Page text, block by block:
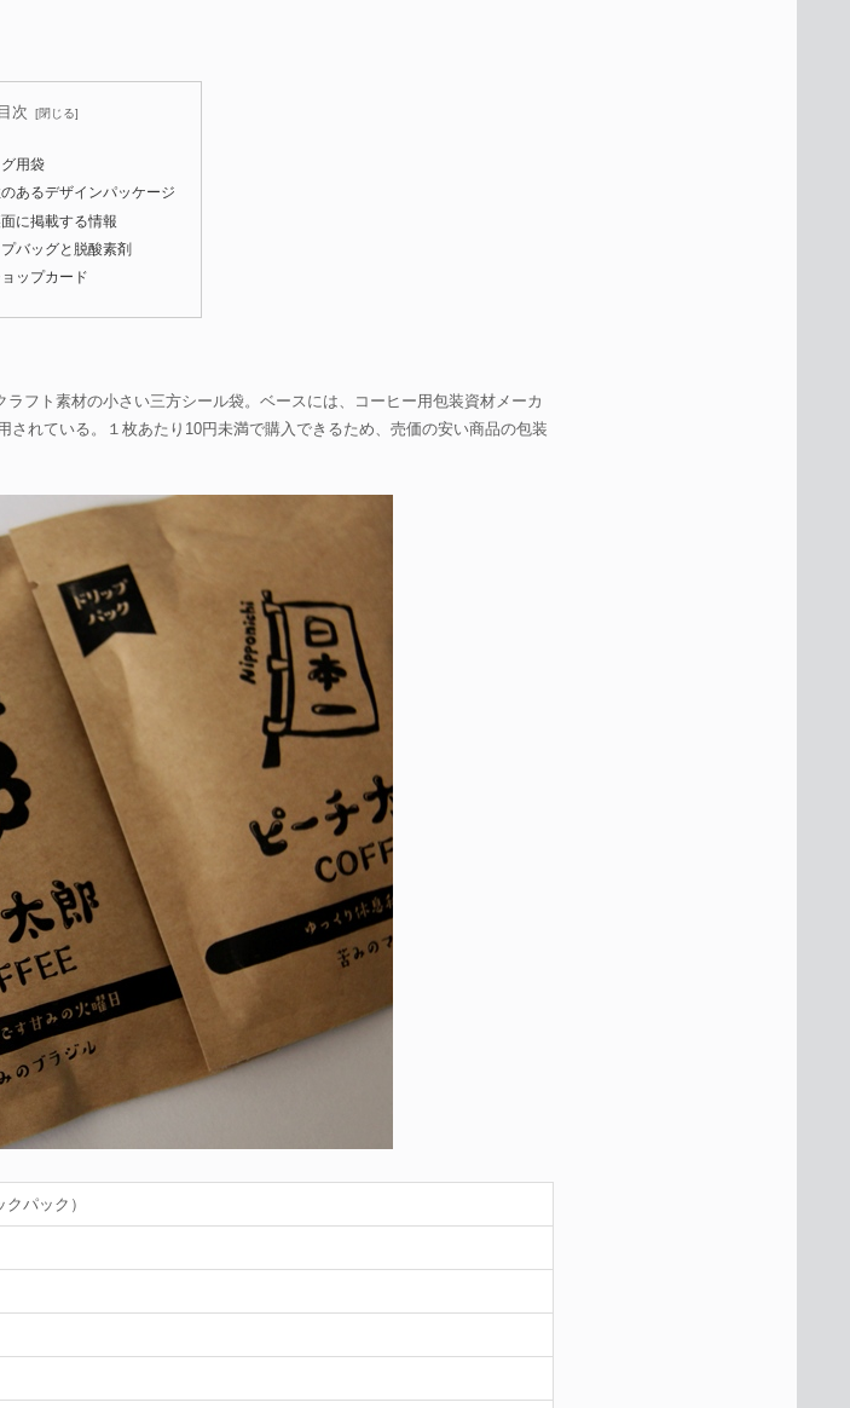
目次
用袋
あるデザインパッケージ
に掲載する情報
バッグと脱酸素剤
ップカード
フト素材の小さい三方シール袋。ベースには、コーヒー用包装資材メーカ
れている。１枚あたり10円未満で購入できるため、売価の安い商品の包装
パック）